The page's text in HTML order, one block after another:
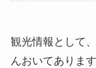
観光情報として
んおいてあります